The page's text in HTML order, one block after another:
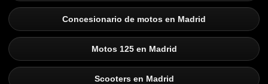
Concesionario de motos en Madrid
Motos 125 en Madrid
Scooters en Madrid